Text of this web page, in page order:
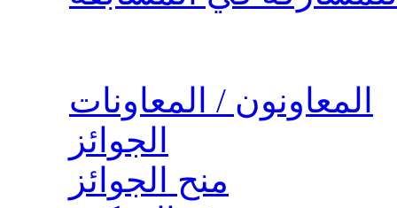
المعاونون / المعاونات
الجوائز
منح الجوائز